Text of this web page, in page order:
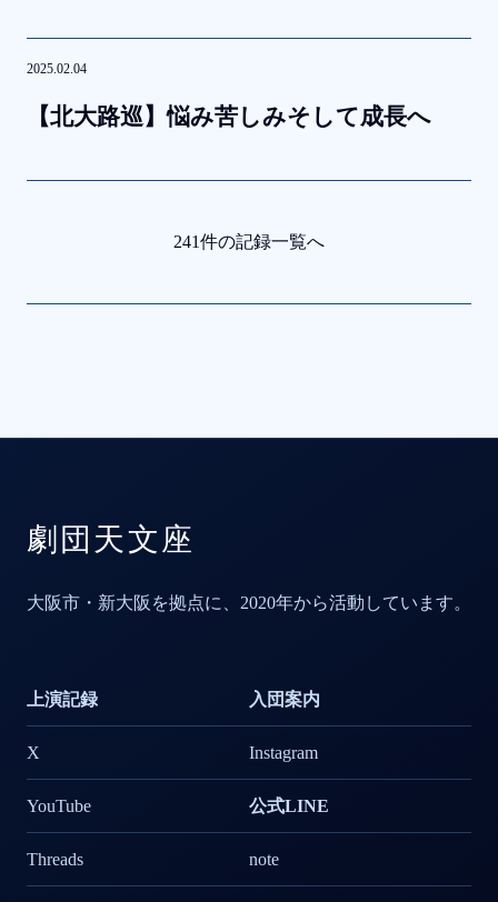
2025.02.04
【北大路巡】悩み苦しみそして成長へ
241件の記録一覧へ
劇団天文座
大阪市・新大阪を拠点に、2020年から活動しています。
上演記録 入団案内
X Instagram
YouTube 公式LINE
Threads note